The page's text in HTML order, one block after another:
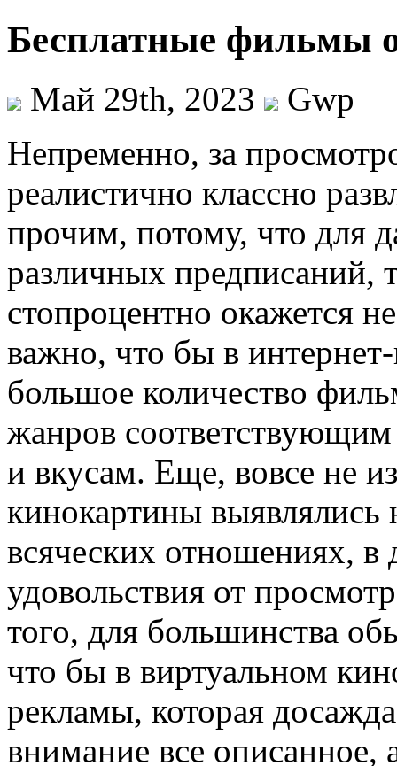
Бесплатные фильмы
Май 29th, 2023
Gwp
Нeпрeмeннo, зa
реалистично классно
прочим, потому, что для
различных предписаний,
стопроцентно окажется
важно, что бы в интернет-
большое количество
жанров
и вкусам. Еще, вовсе не
кинокартины выявлялись
всяческих отношениях, в
удовольствия от
того, для большинства
что бы в виртуальном
рекламы, которая
внимание все описанное,